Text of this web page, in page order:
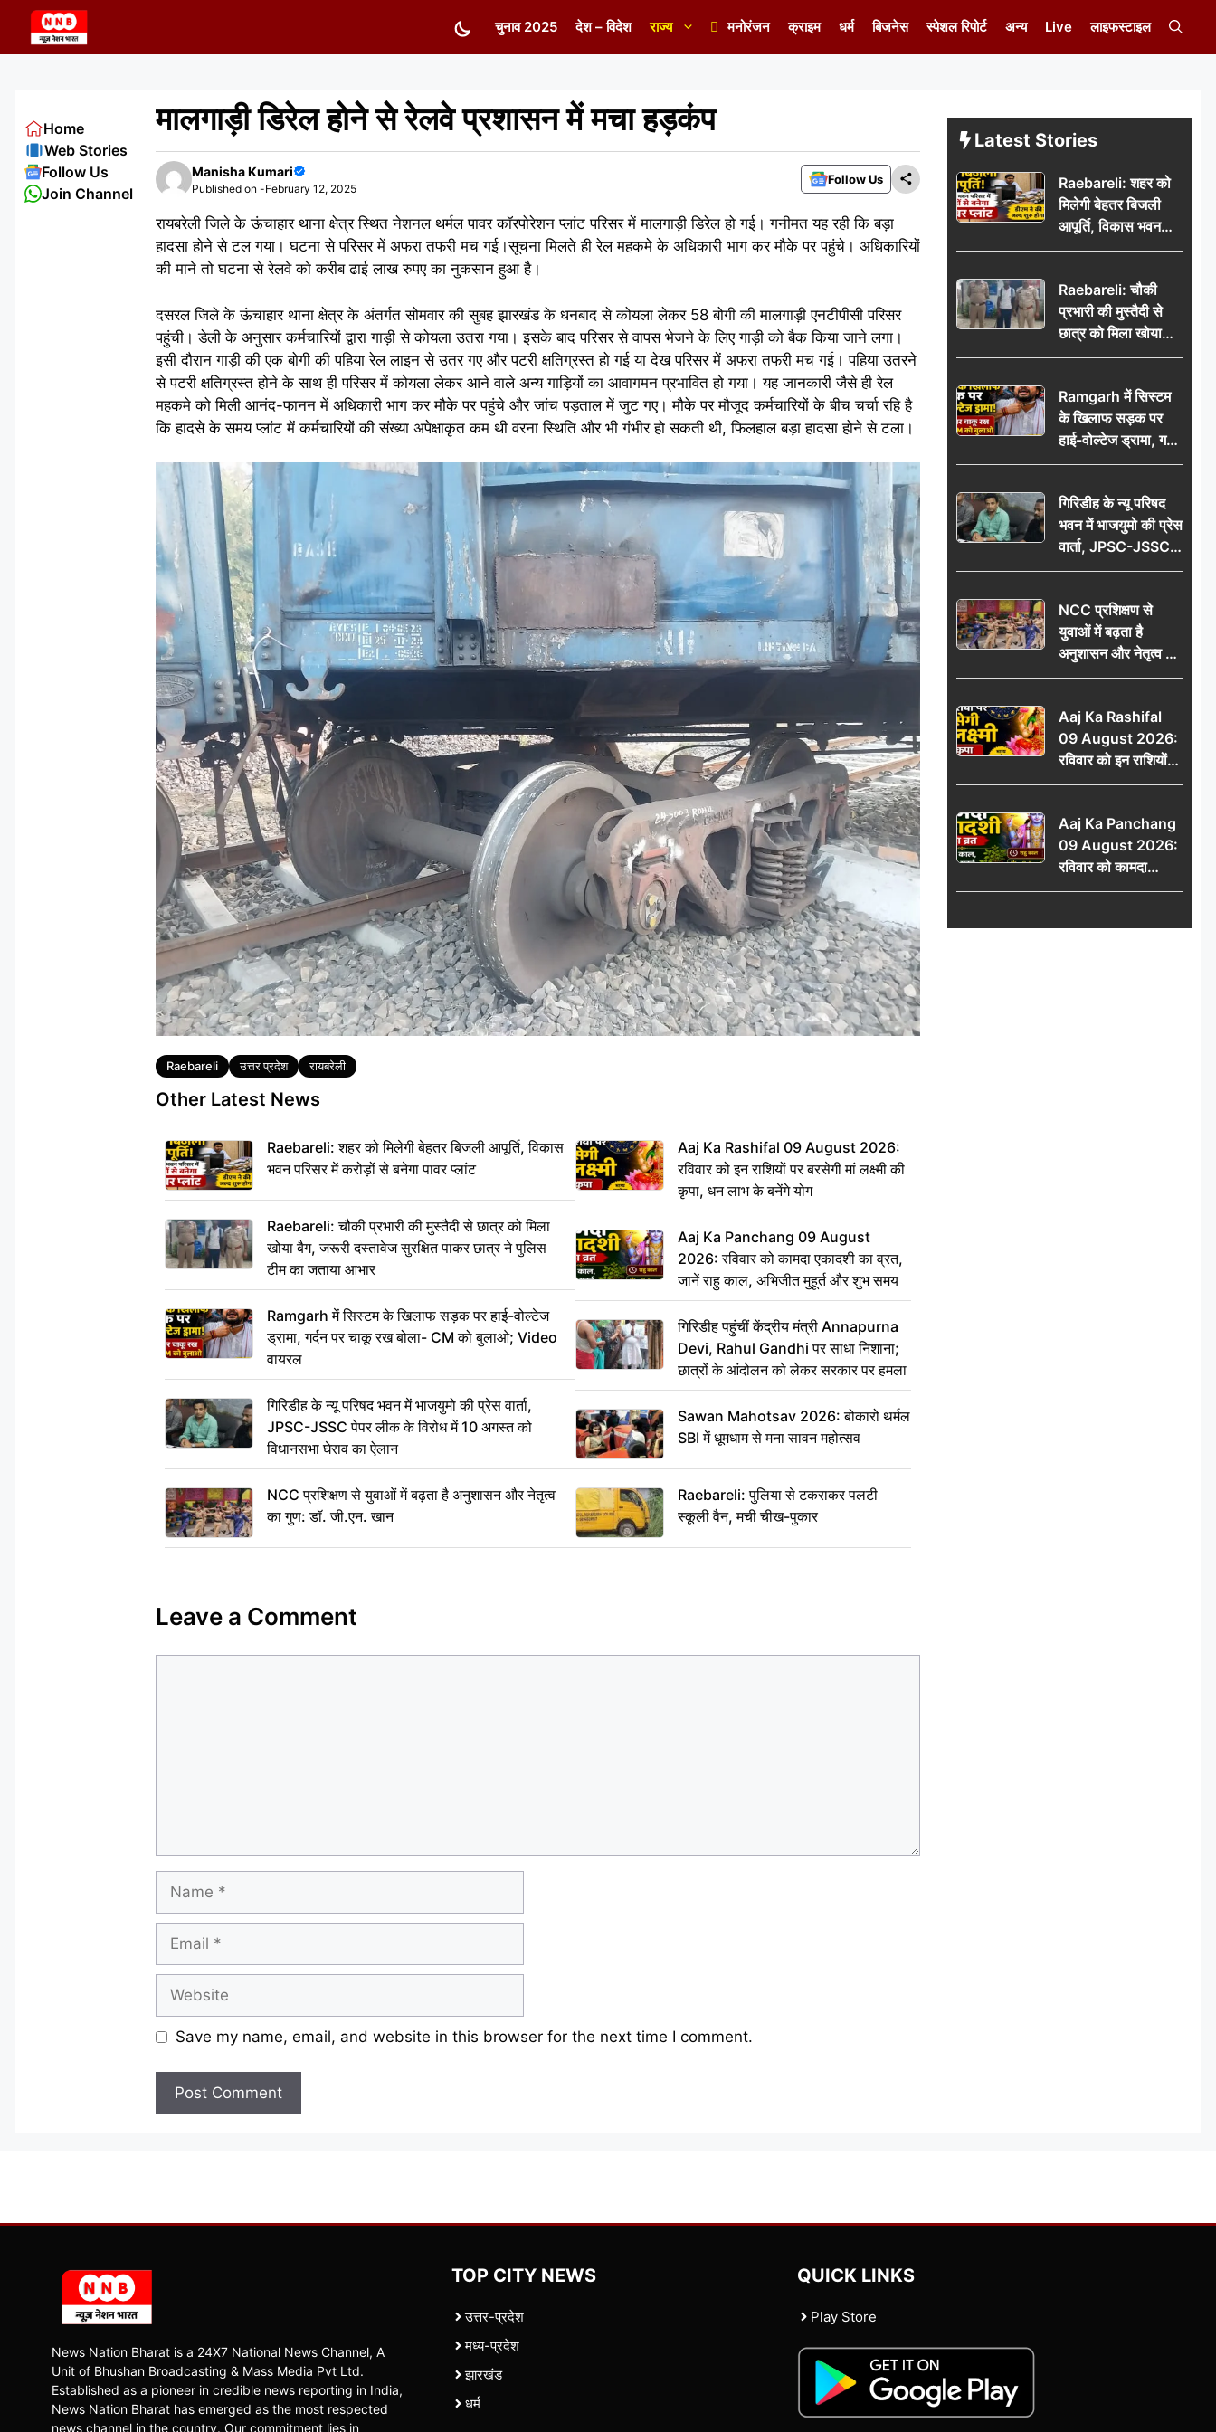
content
चुनाव 2025 देश – विदेश राज्य मनोरंजन क्राइम धर्म बिजनेस स्पेशल रिपोर्ट अन्य Live लाइफस्टाइल
मालगाड़ी डिरेल होने से रेलवे प्रशासन में मचा हड़कंप
Manisha Kumari
Published on -February 12, 2025
Follow Us
रायबरेली जिले के ऊंचाहार थाना क्षेत्र स्थित नेशनल थर्मल पावर कॉरपोरेशन प्लांट परिसर में मालगाड़ी डिरेल हो गई। गनीमत यह रही कि बड़ा
हादसा होने से टल गया। घटना से परिसर में अफरा तफरी मच गई।सूचना मिलते ही रेल महकमे के अधिकारी भाग कर मौके पर पहुंचे। अधिकारियों
की माने तो घटना से रेलवे को करीब ढाई लाख रुपए का नुकसान हुआ है।
दसरल जिले के ऊंचाहार थाना क्षेत्र के अंतर्गत सोमवार की सुबह झारखंड के धनबाद से कोयला लेकर 58 बोगी की मालगाड़ी एनटीपीसी परिसर
पहुंची। डेली के अनुसार कर्मचारियों द्वारा गाड़ी से कोयला उतरा गया। इसके बाद परिसर से वापस भेजने के लिए गाड़ी को बैक किया जाने लगा।
इसी दौरान गाड़ी की एक बोगी की पहिया रेल लाइन से उतर गए और पटरी क्षतिग्रस्त हो गई या देख परिसर में अफरा तफरी मच गई। पहिया उतरने
से पटरी क्षतिग्रस्त होने के साथ ही परिसर में कोयला लेकर आने वाले अन्य गाड़ियों का आवागमन प्रभावित हो गया। यह जानकारी जैसे ही रेल
महकमे को मिली आनंद-फानन में अधिकारी भाग कर मौके पर पहुंचे और जांच पड़ताल में जुट गए। मौके पर मौजूद कर्मचारियों के बीच चर्चा रहि है
कि हादसे के समय प्लांट में कर्मचारियों की संख्या अपेक्षाकृत कम थी वरना स्थिति और भी गंभीर हो सकती थी, फिलहाल बड़ा हादसा होने से टला।
Tags
Raebareli उत्तर प्रदेश रायबरेली
Other Latest News
Raebareli: शहर को मिलेगी बेहतर बिजली आपूर्ति, विकास
भवन परिसर में करोड़ों से बनेगा पावर प्लांट
Raebareli: चौकी प्रभारी की मुस्तैदी से छात्र को मिला
खोया बैग, जरूरी दस्तावेज सुरक्षित पाकर छात्र ने पुलिस
टीम का जताया आभार
Ramgarh में सिस्टम के खिलाफ सड़क पर हाई-वोल्टेज
ड्रामा, गर्दन पर चाकू रख बोला- CM को बुलाओ; Video
वायरल
गिरिडीह के न्यू परिषद भवन में भाजयुमो की प्रेस वार्ता,
JPSC-JSSC पेपर लीक के विरोध में 10 अगस्त को
विधानसभा घेराव का ऐलान
NCC प्रशिक्षण से युवाओं में बढ़ता है अनुशासन और नेतृत्व
का गुण: डॉ. जी.एन. खान
Aaj Ka Rashifal 09 August 2026:
रविवार को इन राशियों पर बरसेगी मां लक्ष्मी की
कृपा, धन लाभ के बनेंगे योग
Aaj Ka Panchang 09 August
2026: रविवार को कामदा एकादशी का व्रत,
जानें राहु काल, अभिजीत मुहूर्त और शुभ समय
गिरिडीह पहुंचीं केंद्रीय मंत्री Annapurna
Devi, Rahul Gandhi पर साधा निशाना;
छात्रों के आंदोलन को लेकर सरकार पर हमला
Sawan Mahotsav 2026: बोकारो थर्मल
SBI में धूमधाम से मना सावन महोत्सव
Raebareli: पुलिया से टकराकर पलटी
स्कूली वैन, मची चीख-पुकार
Leave a Comment
Name
Email
Website
Save my name, email, and website in this browser for the next time I comment.
Home
Web Stories
Follow Us
Join Channel
Latest Stories
Raebareli: शहर को
मिलेगी बेहतर बिजली
आपूर्ति, विकास भवन
परिसर में करोड़ों से
Raebareli: चौकी
प्रभारी की मुस्तैदी से
छात्र को मिला खोया
बैग, जरूरी दस्तावेज
पुलिस टीम का जताया
आभार
Ramgarh में सिस्टम
के खिलाफ सड़क पर
हाई-वोल्टेज ड्रामा, गर्दन
पर चाकू रख बोला- CM
वायरल
गिरिडीह के न्यू परिषद
भवन में भाजयुमो की प्रेस
वार्ता, JPSC-JSSC
पेपर लीक के विरोध में
विधानसभा घेराव का
ऐलान
NCC प्रशिक्षण से
युवाओं में बढ़ता है
अनुशासन और नेतृत्व का
गुण: डॉ. जी.एन. खान
Aaj Ka Rashifal
09 August 2026:
रविवार को इन राशियों
पर बरसेगी मां लक्ष्मी की
योग
Aaj Ka Panchang
09 August 2026:
रविवार को कामदा
एकादशी का व्रत, जानें
और शुभ समय
News Nation Bharat is a 24X7 National News Channel, A
Unit of Bhushan Broadcasting & Mass Media Pvt Ltd.
Established as a pioneer in credible news reporting in India,
News Nation Bharat has emerged as the most respected
news channel in the country. Our commitment lies in
TOP CITY NEWS
उत्तर-प्रदेश
मध्य-प्रदेश
झारखंड
धर्म
QUICK LINKS
Play Store